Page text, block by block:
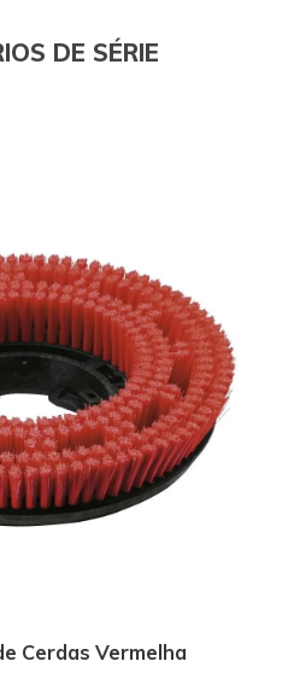
DE SÉRIE
Cerdas Vermelha